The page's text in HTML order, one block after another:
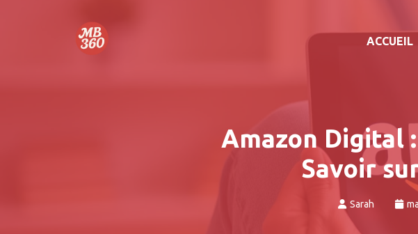
ACCUEIL
Amazon Digital
Savoir
Sarah